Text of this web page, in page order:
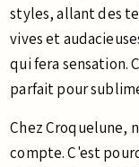
styles, allant des
vives et
qui fera sensation.
parfait pour
Chez Croquelune,
compte. C'est